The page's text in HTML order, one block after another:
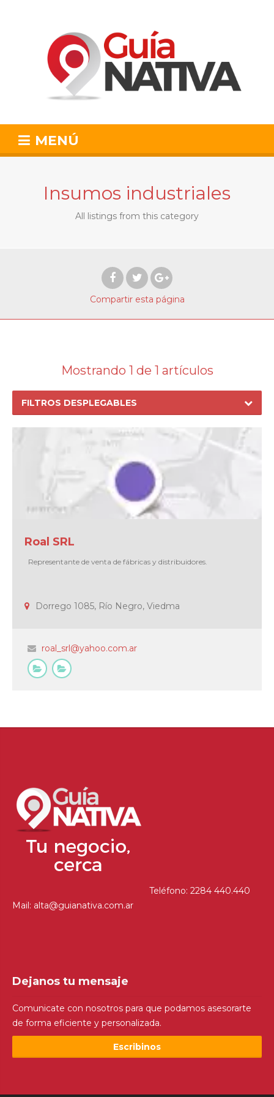
MENÚ
Insumos industriales
All listings from this category
Compartir esta página
Mostrando 1 de 1 artículos
FILTROS DESPLEGABLES
Roal SRL
Representante de venta de fábricas y distribuidores.
Dorrego 1085, Río Negro, Viedma
roal_srl@yahoo.com.ar
Teléfono: 2284 440.440
Mail: alta@guianativa.com.ar
Dejanos tu mensaje
Comunicate con nosotros para que podamos asesorarte
de forma eficiente y personalizada.
Escribinos